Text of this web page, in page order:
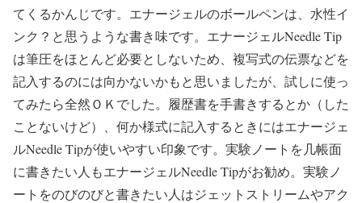
てくるかんじです。エナージェルのボールペンは、水性イ
ンク？と思うような書き味です。エナージェルNeedle Tip
は筆圧をほとんど必要としないため、複写式の伝票などを
記入するのには向かないかもと思いましたが、試しに使っ
てみたら全然ＯＫでした。履歴書を手書きするとか（した
ことないけど）、何か様式に記入するときにはエナージェ
ルNeedle Tipが使いやすい印象です。実験ノートを几帳面
に書きたい人もエナージェルNeedle Tipがお勧め。実験ノ
ートをのびのびと書きたい人はジェットストリームやアク